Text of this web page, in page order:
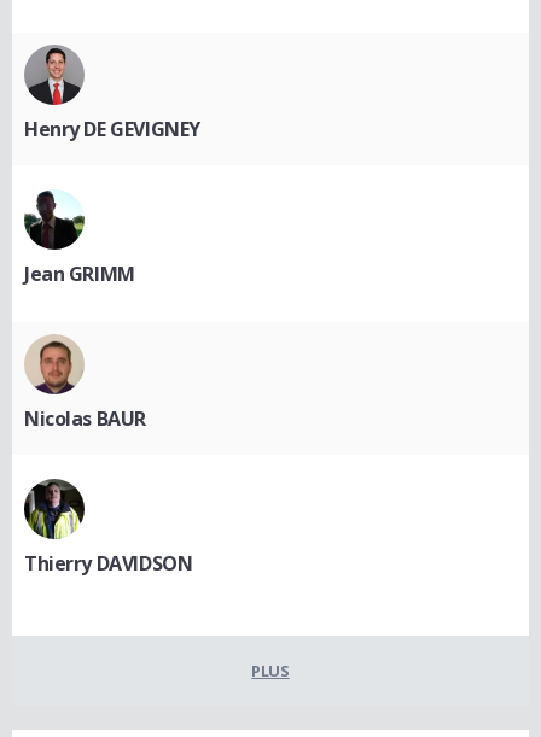
Henry DE GEVIGNEY
Jean GRIMM
Nicolas BAUR
Thierry DAVIDSON
PLUS